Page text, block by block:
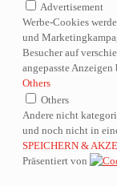
Advertisement
Werbe-Cookies
und
Besucher auf
angepasste
Others
Others
Andere nicht
und noch nicht in
SPEICHERN &
Präsentiert von